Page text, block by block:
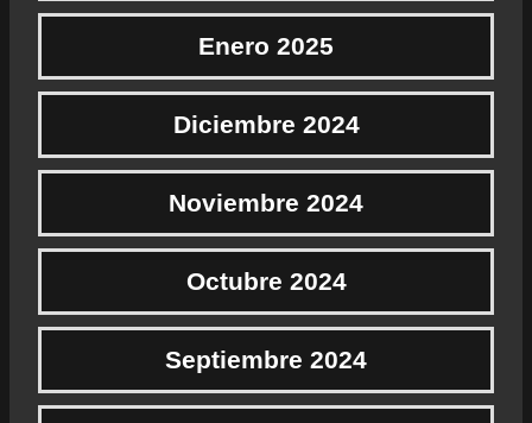
Enero 2025
Diciembre 2024
Noviembre 2024
Octubre 2024
Septiembre 2024